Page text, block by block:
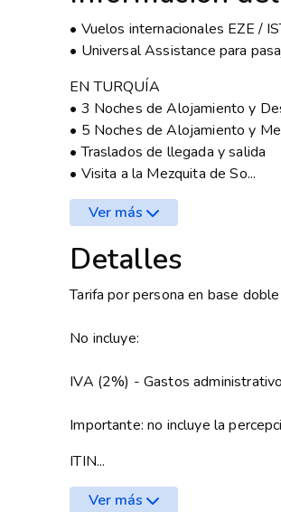
• Vuelos internacionales EZE /
• Universal Assistance para
EN TURQUÍA
• 3 Noches de Alojamiento y
• 5 Noches de Alojamiento y
• Traslados de llegada y salida
• Visita a la Mezquita de So...
Ver más
Detalles
Tarifa por persona en base
No incluye:
IVA (2%) - Gastos
Importante: no incluye la
ITIN...
Ver más